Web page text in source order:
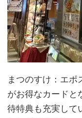
まつのすけ ：エ
がお得なカードと
待特典も充実して